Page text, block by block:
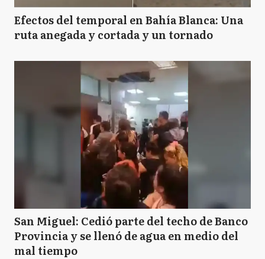
Efectos del temporal en Bahía Blanca: Una
ruta anegada y cortada y un tornado
San Miguel: Cedió parte del techo de Banco
Provincia y se llenó de agua en medio del
mal tiempo